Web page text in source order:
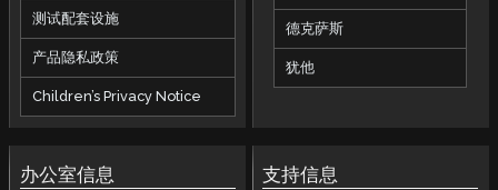
测试配套设施
产品隐私政策
Children’s Privacy Notice
德克萨斯
犹他
办公室信息 支持信息